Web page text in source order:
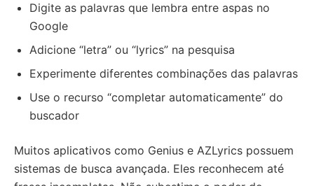
Digite as palavras que lembra entre aspas no
Google
Adicione “letra” ou “lyrics” na pesquisa
Experimente diferentes combinações das palavras
Use o recurso “completar automaticamente” do
buscador
Muitos aplicativos como Genius e AZLyrics possuem
sistemas de busca avançada. Eles reconhecem até